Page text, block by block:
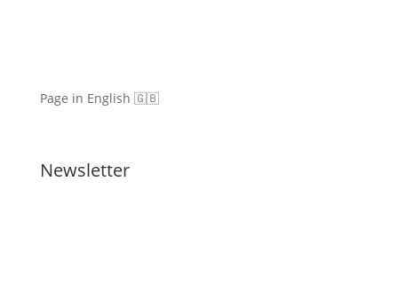
Page in English 🇬🇧
Newsletter